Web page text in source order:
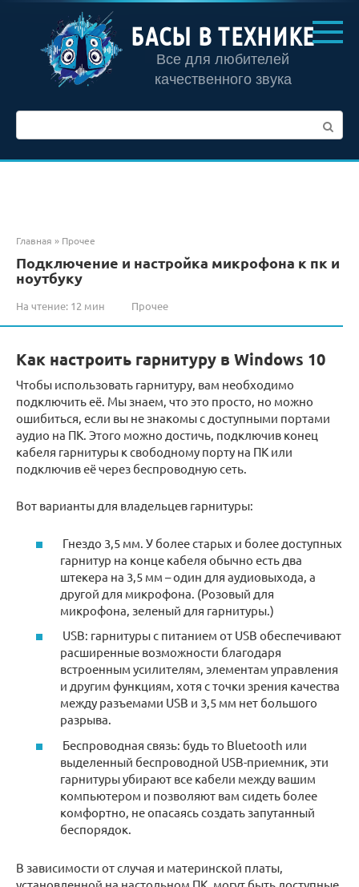
контенту
БАСЫ В ТЕХНИКЕ
Все для любителей
качественного звука
Главная » Прочее
Подключение и настройка микрофона к пк и
ноутбуку
На чтение: 12 мин Прочее
Как настроить гарнитуру в Windows 10
Чтобы использовать гарнитуру, вам необходимо
подключить её. Мы знаем, что это просто, но можно
ошибиться, если вы не знакомы с доступными портами
аудио на ПК. Этого можно достичь, подключив конец
кабеля гарнитуры к свободному порту на ПК или
подключив её через беспроводную сеть.
Вот варианты для владельцев гарнитуры:
Гнездо 3,5 мм. У более старых и более доступных
гарнитур на конце кабеля обычно есть два
штекера на 3,5 мм – один для аудиовыхода, а
другой для микрофона. (Розовый для
микрофона, зеленый для гарнитуры.)
USB: гарнитуры с питанием от USB обеспечивают
расширенные возможности благодаря
встроенным усилителям, элементам управления
и другим функциям, хотя с точки зрения качества
между разъемами USB и 3,5 мм нет большого
разрыва.
Беспроводная связь: будь то Bluetooth или
выделенный беспроводной USB-приемник, эти
гарнитуры убирают все кабели между вашим
компьютером и позволяют вам сидеть более
комфортно, не опасаясь создать запутанный
беспорядок.
В зависимости от случая и материнской платы,
установленной на настольном ПК, могут быть доступные